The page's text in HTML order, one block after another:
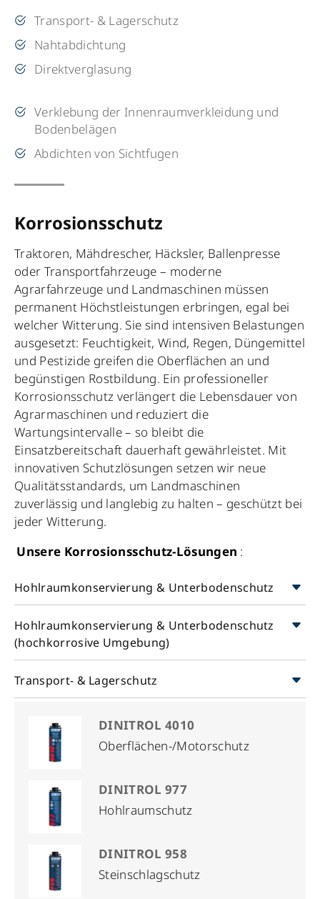
Transport- & Lagerschutz
Nahtabdichtung
Direktverglasung
Verklebung der Innenraumverkleidung und
Bodenbelägen
Abdichten von Sichtfugen
Korrosionsschutz
Traktoren, Mähdrescher, Häcksler, Ballenpresse
oder Transportfahrzeuge – moderne
Agrarfahrzeuge und Landmaschinen müssen
permanent Höchstleistungen erbringen, egal bei
welcher Witterung. Sie sind intensiven Belastungen
ausgesetzt: Feuchtigkeit, Wind, Regen, Düngemittel
und Pestizide greifen die Oberflächen an und
begünstigen Rostbildung. Ein professioneller
Korrosionsschutz verlängert die Lebensdauer von
Agrarmaschinen und reduziert die
Wartungsintervalle – so bleibt die
Einsatzbereitschaft dauerhaft gewährleistet. Mit
innovativen Schutzlösungen setzen wir neue
Qualitätsstandards, um Landmaschinen
zuverlässig und langlebig zu halten – geschützt bei
jeder Witterung.
Unsere Korrosionsschutz-Lösungen :
Hohlraumkonservierung & Unterbodenschutz
Hohlraumkonservierung & Unterbodenschutz
(hochkorrosive Umgebung)
Transport- & Lagerschutz
DINITROL 4010
Oberflächen-/Motorschutz
DINITROL 977
Hohlraumschutz
DINITROL 958
Steinschlagschutz